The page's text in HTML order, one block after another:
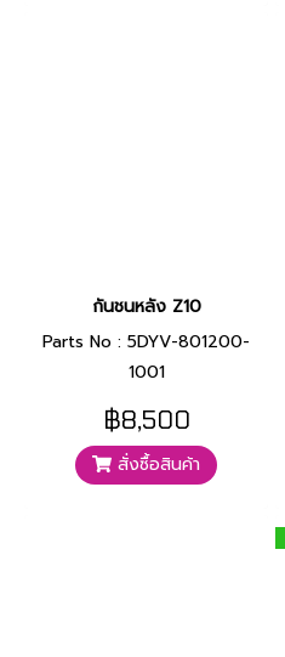
กันชนหลัง Z10
Parts No : 5DYV-801200-
1001
฿8,500
สั่งซื้อสินค้า